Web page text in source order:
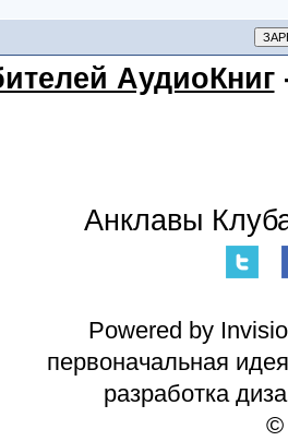
АудиоКниг
Анклавы
Powered by
первоначальная
разработка
©